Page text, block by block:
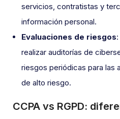
servicios, contratistas y
información personal.
Evaluaciones de riesgos
realizar auditorías de
riesgos periódicas para las
de alto riesgo.
CCPA vs RGPD: